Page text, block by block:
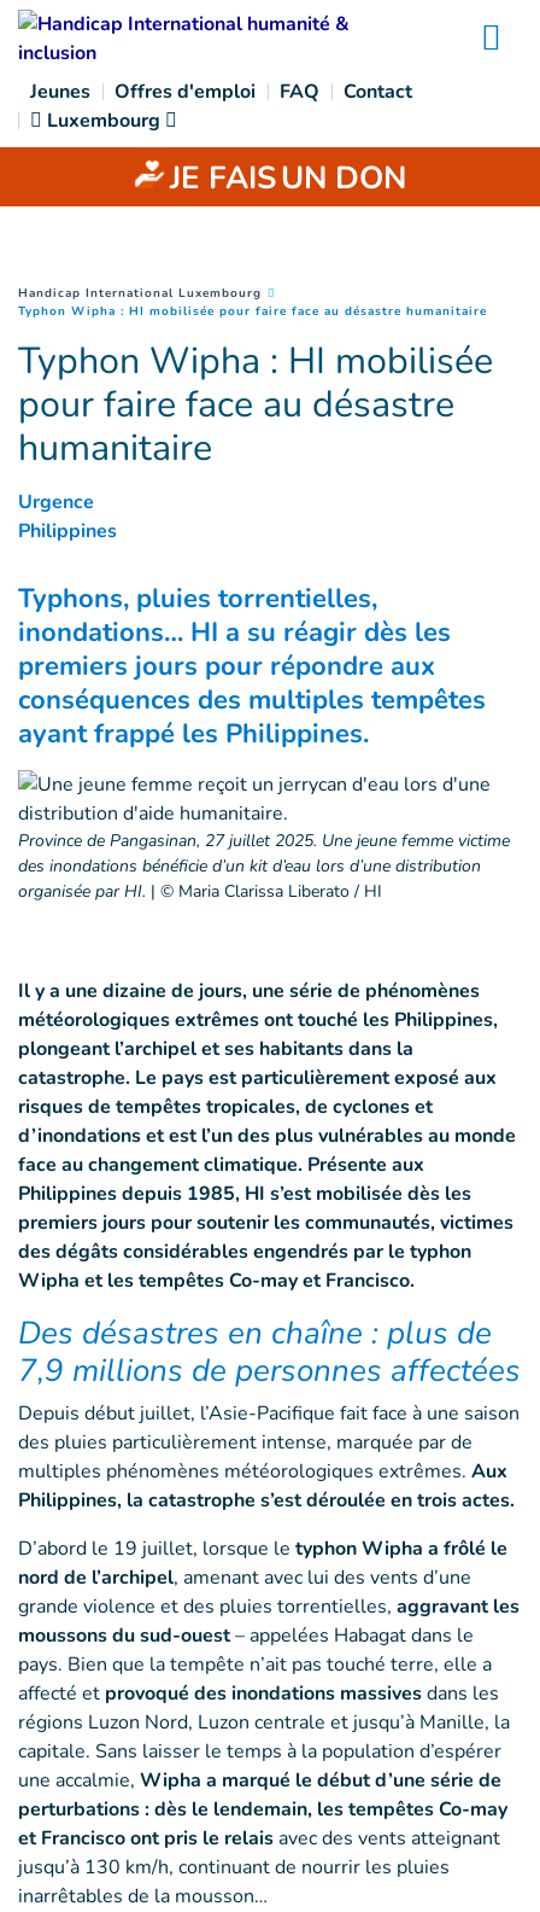
Goto main content
Jeunes Offres d'emploi FAQ
Contact
Luxembourg
JE FAISUN DON
You are here :
Handicap International Luxembourg
Typhon Wipha : HI mobilisée pour faire face au désastre humanitaire
Typhon Wipha : HI mobilisée
pour faire face au désastre
humanitaire
Urgence
Philippines
Typhons, pluies torrentielles,
inondations… HI a su réagir dès les
premiers jours pour répondre aux
conséquences des multiples tempêtes
ayant frappé les Philippines.
Province de Pangasinan, 27 juillet 2025. Une jeune femme victime
des inondations bénéficie d’un kit d’eau lors d’une distribution
organisée par HI. | © Maria Clarissa Liberato / HI
Il y a une dizaine de jours, une série de phénomènes
météorologiques extrêmes ont touché les Philippines,
plongeant l’archipel et ses habitants dans la
catastrophe. Le pays est particulièrement exposé aux
risques de tempêtes tropicales, de cyclones et
d’inondations et est l’un des plus vulnérables au monde
face au changement climatique. Présente aux
Philippines depuis 1985, HI s’est mobilisée dès les
premiers jours pour soutenir les communautés, victimes
des dégâts considérables engendrés par le typhon
Wipha et les tempêtes Co-may et Francisco.
Des désastres en chaîne : plus de
7,9 millions de personnes affectées
Depuis début juillet, l’Asie-Pacifique fait face à une saison
des pluies particulièrement intense, marquée par de
multiples phénomènes météorologiques extrêmes. Aux
Philippines, la catastrophe s’est déroulée en trois actes.
D’abord le 19 juillet, lorsque le typhon Wipha a frôlé le
nord de l’archipel, amenant avec lui des vents d’une
grande violence et des pluies torrentielles, aggravant les
moussons du sud-ouest– appelées Habagat dans le
pays. Bien que la tempête n’ait pas touché terre, elle a
affecté et provoqué des inondations massivesdans les
régions Luzon Nord, Luzon centrale et jusqu’à Manille, la
capitale. Sans laisser le temps à la population d’espérer
une accalmie, Wipha a marqué le début d’une série de
perturbations : dès le lendemain, les tempêtes Co-may
et Francisco ont pris le relaisavec des vents atteignant
jusqu’à 130 km/h, continuant de nourrir les pluies
inarrêtables de la mousson…